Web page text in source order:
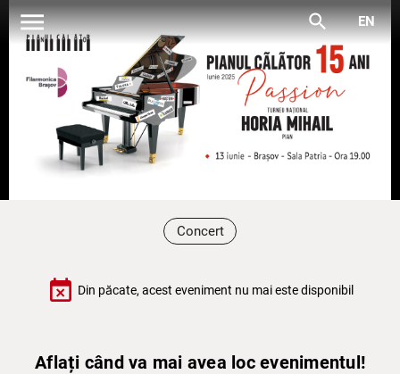
menu search EN
Concert
event_busy Din păcate, acest eveniment nu mai este disponibil
Aflați când va mai avea loc evenimentul!